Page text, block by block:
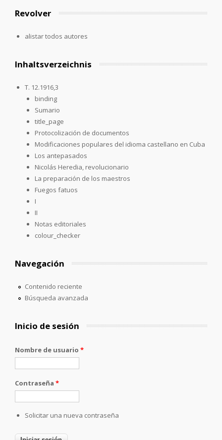
Revolver
alistar todos autores
Inhaltsverzeichnis
T. 12.1916,3
binding
Sumario
title_page
Protocolización de documentos
Modificaciones populares del idioma castellano en Cuba
Los antepasados
Nicolás Heredia, revolucionario
La preparación de los maestros
Fuegos fatuos
I
II
Notas editoriales
colour_checker
Navegación
Contenido reciente
Búsqueda avanzada
Inicio de sesión
Nombre de usuario *
Contraseña *
Solicitar una nueva contraseña